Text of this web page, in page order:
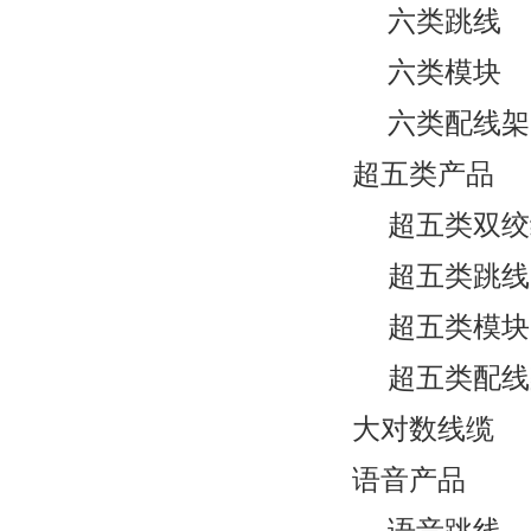
六类跳线
六类模块
六类配线架
超五类产品
超五类双
超五类跳
超五类模块
超五类配
大对数线缆
语音产品